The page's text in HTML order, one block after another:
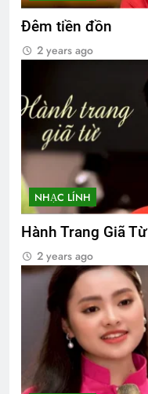
Đêm tiền đồn
2 years ago
NHẠC LÍNH
Hành Trang Giã Từ
2 years ago